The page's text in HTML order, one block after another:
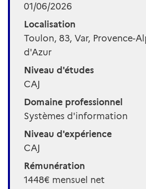
01/06/2026
Localisation
Toulon, 83, Var, Provence-
d'Azur
Niveau d'études
CAJ
Domaine professionnel
Systèmes d'information
Niveau d'expérience
CAJ
Rémunération
1448€ mensuel net